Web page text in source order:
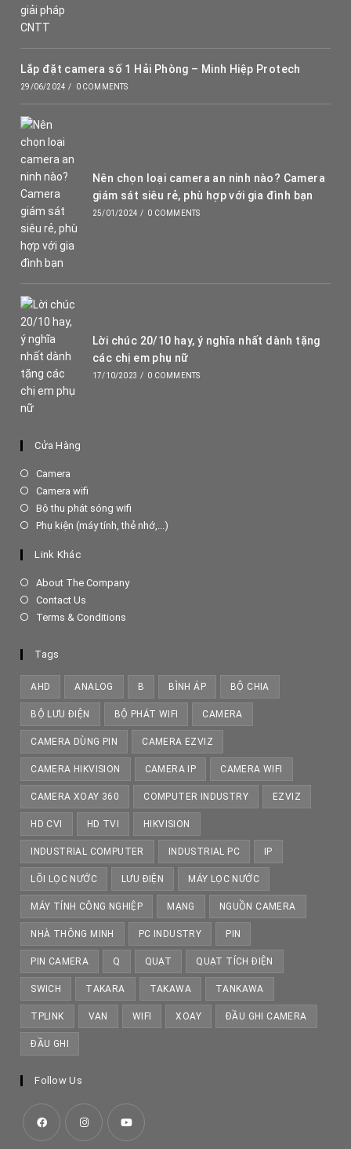
Lắp đặt camera số 1 Hải Phòng – Minh Hiệp Protech
29/06/2024 / 0 COMMENTS
Nên chọn loại camera an ninh nào? Camera
giám sát siêu rẻ, phù hợp với gia đình bạn
25/01/2024 / 0 COMMENTS
Lời chúc 20/10 hay, ý nghĩa nhất dành tặng
các chị em phụ nữ
17/10/2023 / 0 COMMENTS
Cửa Hàng
Camera
in
new
tab
Camera wifi
in
new
Bộ thu phát sóng wifi
in
Phụ kiện (máy tính, thẻ nhớ,...)
Link Khác
About The Company
Contact Us
Terms & Conditions
Tags
AHD ANALOG B BÌNH ÁP BỘ CHIA
BỘ LƯU ĐIỆN BỘ PHÁT WIFI CAMERA
CAMERA DÙNG PIN CAMERA EZVIZ
CAMERA HIKVISION CAMERA IP CAMERA WIFI
CAMERA XOAY 360 COMPUTER INDUSTRY EZVIZ
HD CVI HD TVI HIKVISION
INDUSTRIAL COMPUTER INDUSTRIAL PC IP
LÕI LỌC NƯỚC LƯU ĐIỆN MÁY LỌC NƯỚC
MÁY TÍNH CÔNG NGHIỆP MẠNG NGUỒN CAMERA
NHÀ THÔNG MINH PC INDUSTRY PIN
PIN CAMERA Q QUẠT QUẠT TÍCH ĐIỆN
SWICH TAKARA TAKAWA TANKAWA
TPLINK VAN WIFI XOAY ĐẦU GHI CAMERA
ĐẦU GHI
Follow Us